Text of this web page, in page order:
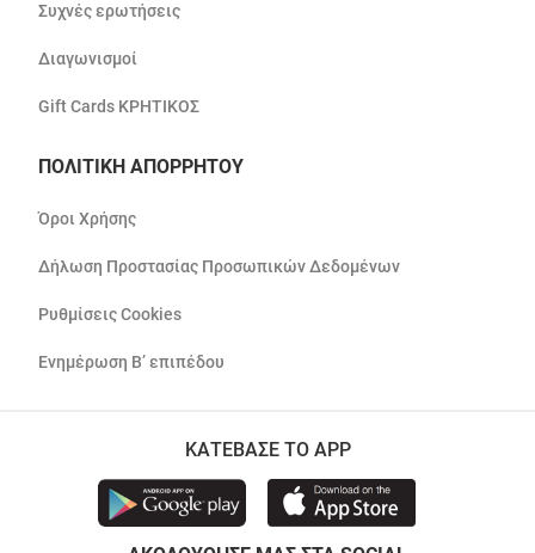
Συχνές ερωτήσεις
Διαγωνισμοί
Gift Cards ΚΡΗΤΙΚΟΣ
ΠΟΛΙΤΙΚΗ ΑΠΟΡΡΗΤΟΥ
Όροι Χρήσης
Δήλωση Προστασίας Προσωπικών Δεδομένων
Ρυθμίσεις Cookies
Ενημέρωση Β’ επιπέδου
ΚΑΤΕΒΑΣΕ ΤΟ APP